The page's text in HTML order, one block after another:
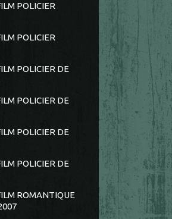
POLICIER
POLICIER
POLICIER DE
POLICIER DE
POLICIER DE
POLICIER DE
ROMANTIQUE